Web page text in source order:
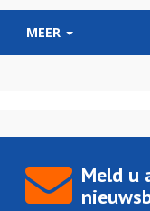
MEER
Meld u